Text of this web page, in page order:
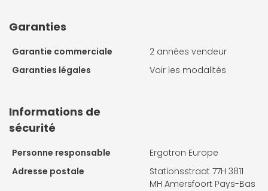
Garanties
Garantie commerciale
2 années vendeur
Garanties légales
Voir les modalités
Informations de
sécurité
Personne responsable
Ergotron Europe
Adresse postale
Stationsstraat 77H 3811
MH Amersfoort Pays-Bas